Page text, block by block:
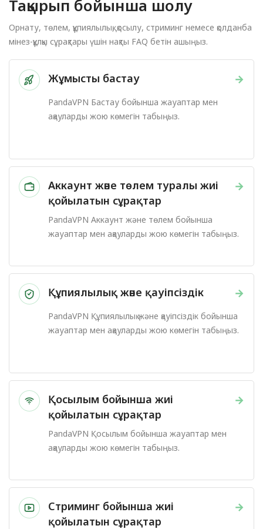
Тақырып бойынша шолу
Орнату, төлем, құпиялылық, қосылу, стриминг немесе қолданба
мінез-құлқы сұрақтары үшін нақты FAQ бетін ашыңыз.
→
Жұмысты бастау
PandaVPN Бастау бойынша жауаптар мен
ақауларды жою көмегін табыңыз.
→
Аккаунт және төлем туралы жиі
қойылатын сұрақтар
PandaVPN Аккаунт және төлем бойынша
жауаптар мен ақауларды жою көмегін табыңыз.
→
Құпиялылық және қауіпсіздік
PandaVPN Құпиялылық және қауіпсіздік бойынша
жауаптар мен ақауларды жою көмегін табыңыз.
→
Қосылым бойынша жиі
қойылатын сұрақтар
PandaVPN Қосылым бойынша жауаптар мен
ақауларды жою көмегін табыңыз.
→
Стриминг бойынша жиі
қойылатын сұрақтар